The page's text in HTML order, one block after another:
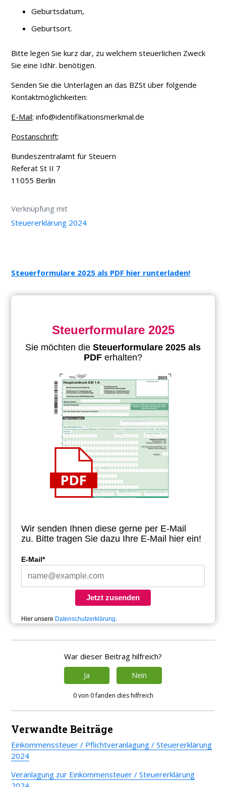
Geburtsdatum,
Geburtsort.
Bitte legen Sie kurz dar, zu welchem steuerlichen Zweck
Sie eine IdNr. benötigen.
Senden Sie die Unterlagen an das BZSt über folgende
Kontaktmöglichkeiten:
E-Mail: info@identifikationsmerkmal.de
Postanschrift:
Bundeszentralamt für Steuern
Referat St II 7
11055 Berlin
Verknüpfung mit
Steuererklärung 2024
Steuerformulare 2025 als PDF hier runterladen!
Steuerformulare 2025
Sie möchten die Steuerformulare 2025 als
PDF erhalten?
Wir senden Ihnen diese gerne per E-Mail
zu. Bitte tragen Sie dazu Ihre E-Mail hier ein!
E-Mail*
Jetzt zusenden
Hier unsere Datenschutzerklärung.
War dieser Beitrag hilfreich?
Ja Nein
0 von 0 fanden dies hilfreich
Verwandte Beiträge
Einkommenssteuer / Pflichtveranlagung / Steuererklärung
2024
Veranlagung zur Einkommensteuer / Steuererklärung